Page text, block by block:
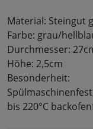
Material: Steingut
Farbe: grau/
Durchmesser:
Höhe: 2,5cm
Besonderheit:
bis 220°C